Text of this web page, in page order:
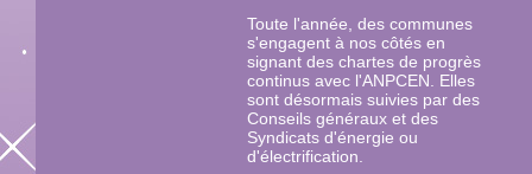
Toute l'année, des communes
s'engagent à nos côtés en
signant des chartes de progrès
continus avec l'ANPCEN. Elles
sont désormais suivies par des
Conseils généraux et des
Syndicats d'énergie ou
d'électrification.